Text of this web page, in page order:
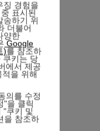
징 경험을
표시된
송하기 위
더불어
양한
Google
)를 참조하
쿠키는 당
에서 제공
을 위해
의를 수정
"을 클릭
"쿠키 및
을 참조하